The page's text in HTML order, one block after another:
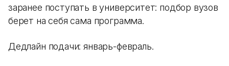
заранее поступать в университет: подбор вузов
берет на себя сама программа.
Дедлайн подачи: январь-февраль.